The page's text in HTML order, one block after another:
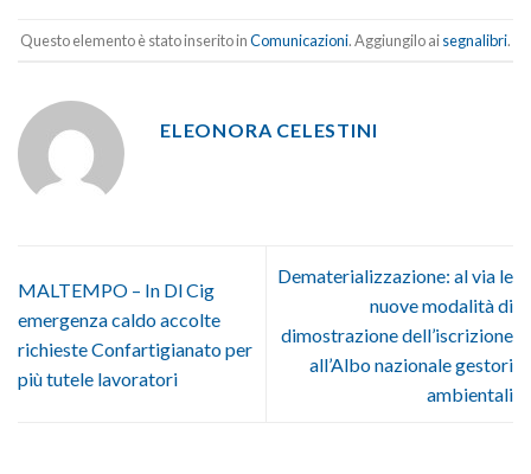
Questo elemento è stato inserito inComunicazioni. Aggiungilo aisegnalibri.
ELEONORA CELESTINI
MALTEMPO – In Dl Cig
emergenza caldo accolte
richieste Confartigianato per
più tutele lavoratori
Dematerializzazione: al via le
nuove modalità di
dimostrazione dell’iscrizione
all’Albo nazionale gestori
ambientali